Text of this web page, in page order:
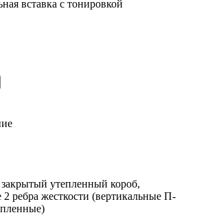
вставка с тонировкой
утепленный короб,
ребра жесткости (вертикальные П-